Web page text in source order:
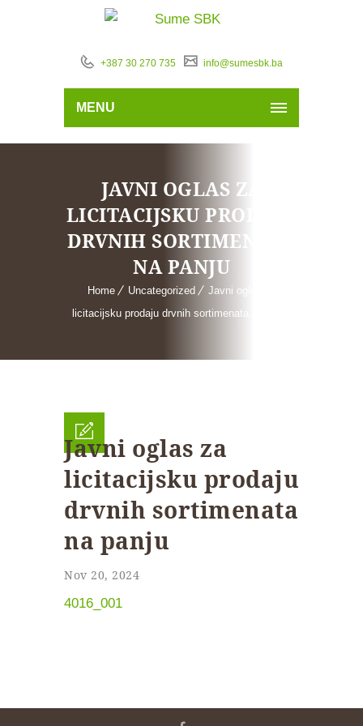
+387 30 270 735 info@sumesbk.ba
MENU
JAVNI OGLAS ZA
LICITACIJSKU PRODAJU
DRVNIH SORTIMENATA
NA PANJU
Home Uncategorized
Javni oglas za
licitacijsku prodaju drvnih sortimenata na panju
Javni oglas za
licitacijsku prodaju
drvnih sortimenata
na panju
Nov 20, 2024
4016_001